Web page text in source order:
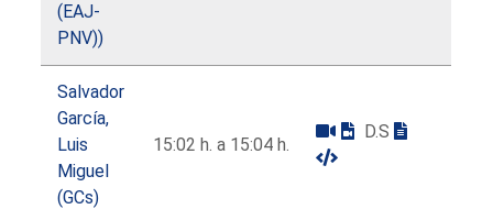
(EAJ-
PNV))
Salvador
García,
Luis
Miguel
(GCs)
15:02 h. a 15:04 h.
D.S